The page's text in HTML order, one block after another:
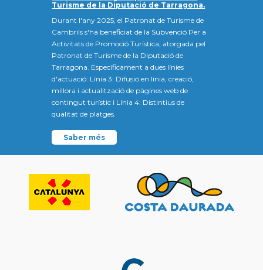
Turisme de la Diputació de Tarragona.
Durant l'any 2025, el Patronat de Turisme de
Cambrils s'ha beneficiat de la Subvenció Per a
Activitats de Promoció Turística, atorgada pel
Patronat de Turisme de la Diputació de
Tarragona. Específicament a dues línies
d'actuació: Línia 3: Difusió en línia, creació,
millora i actualització de pàgines web de
contingut turístic i Línia 4: Distintius de
qualitat de platges.
Saber més